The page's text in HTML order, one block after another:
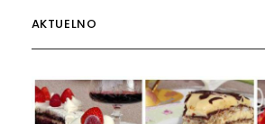
AKTUELNO